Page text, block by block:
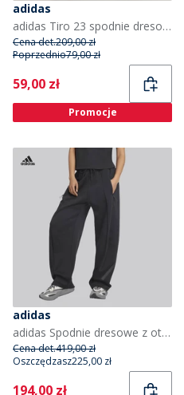
adidas
adidas Tiro 23 spodnie dresowe dla niego kolor czarno-biały
Cena det.209,00 zł
Poprzednio79,00 zł
Current
59,00 zł
Promocje
adidas
adidas Spodnie dresowe z otwartym dołem Z.N.E. dla niej kolor Czarny
Cena det.419,00 zł
Oszczędzasz225,00 zł
Current
194,00 zł